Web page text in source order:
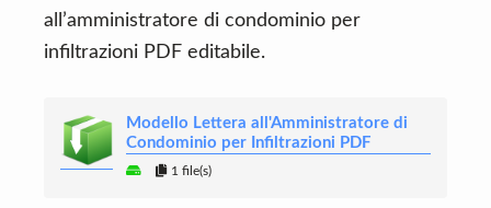
all’amministratore di condominio per
infiltrazioni PDF editabile.
Modello Lettera all'Amministratore di
Condominio per Infiltrazioni PDF
1 file(s)